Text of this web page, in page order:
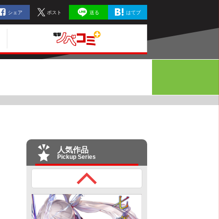
シェア ポスト 送る はてブ
人気作品
Pickup Series